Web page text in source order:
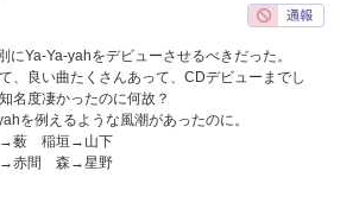
にYa-Ya-yahをデビューさせるべきだった。
、良い曲たくさんあって、CDデビューまでし
名度凄かったのに何故？
を例えるような風潮があったのに。
薮 稲垣→山下
赤間 森→星野